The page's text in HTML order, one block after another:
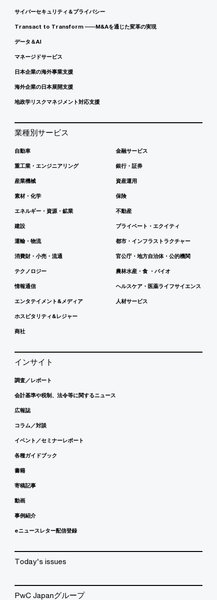
サイバーセキュリティ＆プライバシー
Transact to Transform ――M&Aを通じた変革の実現
データ＆AI
マネージドサービス
日本企業の海外事業支援
海外企業の日本展開支援
地政学リスクマネジメント対応支援
業種別サービス
自動車
重工業・エンジニアリング
産業機械
素材・化学
エネルギー・資源・鉱業
建設
運輸・物流
消費財・小売・流通
テクノロジー
情報通信
エンタテイメント&メディア
ホスピタリティ&レジャー
商社
金融サービス
銀行・証券
資産運用
保険
不動産
プライベート・エクイティ
都市・インフラストラクチャー
官公庁・地方自治体・公的機関
農林水産・食 ・バイオ
ヘルスケア・医薬ライフサイエンス
人材サービス
インサイト
調査／レポート
会計基準や税制、法令等に関するニュース
広報誌
コラム／対談
イベント／セミナーレポート
各種ガイドブック
書籍
寄稿記事
動画
事例紹介
eニュースレター配信登録
Today's issues
PwC Japanグループ